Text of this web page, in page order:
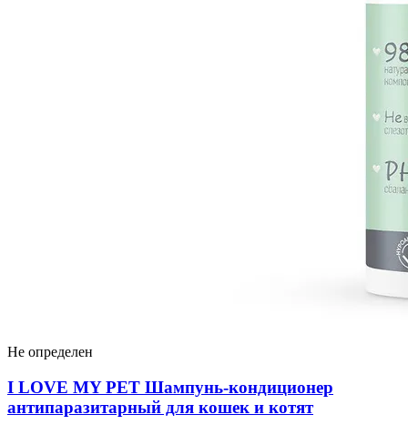
Не определен
I LOVЕ MY PET Шампунь-кондиционер
антипаразитарный для кошек и котят